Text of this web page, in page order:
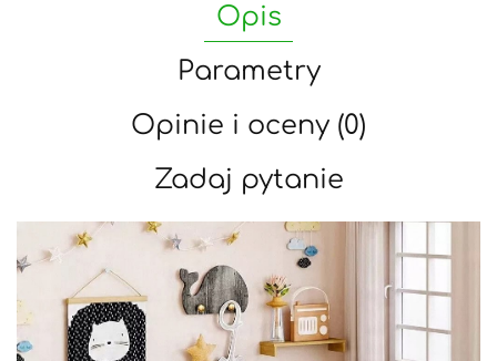
Opis
Parametry
Opinie i oceny (0)
Zadaj pytanie